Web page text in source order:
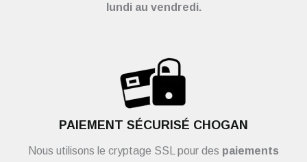
lundi au vendredi.
PAIEMENT SÉCURISÉ CHOGAN
Nous utilisons le cryptage SSL pour des paiements